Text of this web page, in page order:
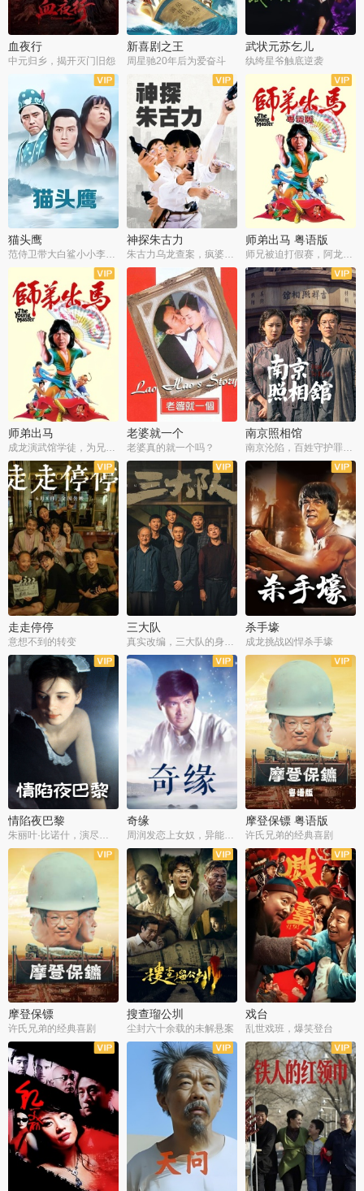
血夜行
中元归乡，揭开灭门旧怨
新喜剧之王
周星驰20年后为爱奋斗
武状元苏乞儿
纨绔星爷触底逆袭
猫头鹰
范侍卫带大白鲨小小李破案寻妃
神探朱古力
朱古力乌龙查案，疯婆子神助攻
师弟出马 粤语版
师兄被迫打假赛，阿龙追查斗黑帮
师弟出马
成龙演武馆学徒，为兄搏命战黑道
老婆就一个
老婆真的就一个吗？
南京照相馆
南京沦陷，百姓守护罪证底片
走走停停
意想不到的转变
三大队 杀手壕
成龙挑战凶悍杀手壕
情陷夜巴黎
朱丽叶·比诺什，演尽失爱之痛
奇缘
周润发恋上女奴，异能护体战邪派
摩登保镖 粤语版
许氏兄弟的经典喜剧
摩登保镖
许氏兄弟的经典喜剧
搜查瑠公圳
尘封六十余载的未解悬案
戏台
乱世戏班，爆笑登台